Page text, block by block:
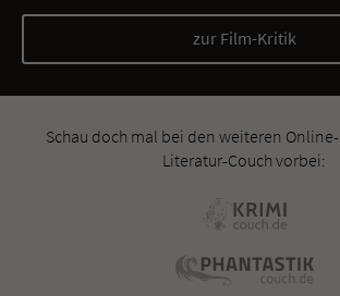
zur Film-Kritik
Schau doch mal bei den weiteren
Literatur-Couch vorbei: